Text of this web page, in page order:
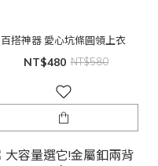
百搭神器 愛心坑條圓領上衣
NT$480 NT$580